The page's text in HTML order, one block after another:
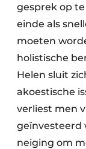
gesprek op
einde als
moeten
holistische
Helen sluit
akoestische
verliest men
geïnvesteerd
neiging om